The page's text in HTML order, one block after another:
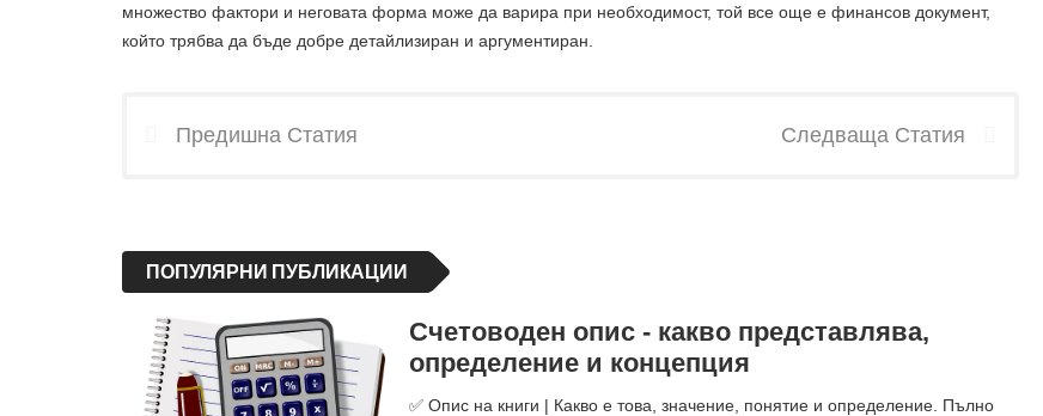
множество фактори и неговата форма може да варира при необходимост, той все още е финансов документ,
който трябва да бъде добре детайлизиран и аргументиран.
Предишна Статия Следваща Статия
ПОПУЛЯРНИ ПУБЛИКАЦИИ
Счетоводен опис - какво представлява,
определение и концепция
✅ Опис на книги | Какво е това, значение, понятие и определение. Пълно